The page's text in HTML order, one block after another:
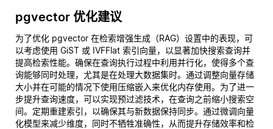
pgvector 优化建议
为了优化 pgvector 在检索增强生成（RAG）设置中的表现，可
以考虑使用 GiST 或 IVFFlat 索引向量，以显著加快搜索查询并
提高检索性能。确保在查询执行过程中利用并行化，使得多个查
询能够同时处理，尤其是在处理大数据集时。通过调整向量存储
大小并在可能的情况下使用压缩嵌入来优化内存使用。为了进一
步提升查询速度，可以实现预过滤技术，在查询之前缩小搜索空
间。定期重建索引，以确保其与新数据保持同步。通过微调向量
化模型来减少维度，同时不牺牲准确性，从而提升存储效率和检